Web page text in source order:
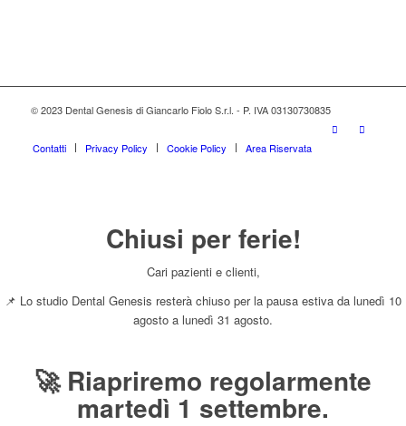
© 2023 Dental Genesis di Giancarlo Fiolo S.r.l. - P. IVA 03130730835
Contatti Privacy Policy Cookie Policy Area Riservata
Chiusi per ferie!
Cari pazienti e clienti,
📌 Lo studio Dental Genesis resterà chiuso per la pausa estiva da lunedì 10
agosto a lunedì 31 agosto.
🚀 Riapriremo regolarmente
martedì 1 settembre.